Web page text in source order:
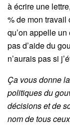
à écrire une
% de mon travail
qu’on appelle
pas d’aide du
n’aurais pas si
Ça vous donne
politiques du
décisions et de
nom de tous